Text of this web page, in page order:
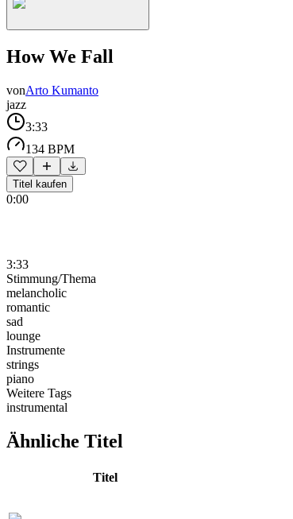
How We Fall
vonArto Kumanto
jazz
3:33
134 BPM
Titel kaufen
0:00
3:33
Stimmung/Thema
melancholic
romantic
sad
lounge
Instrumente
strings
piano
Weitere Tags
instrumental
Ähnliche Titel
Titel